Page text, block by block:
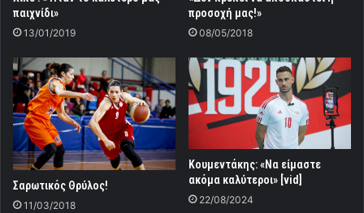
παιχνίδι»
13/01/2019
προσοχή μας!»
08/05/2018
Σαρωτικός Θρύλος!
11/03/2018
Κουμεντάκης: «Να είμαστε
ακόμα καλύτεροι» [vid]
22/08/2024